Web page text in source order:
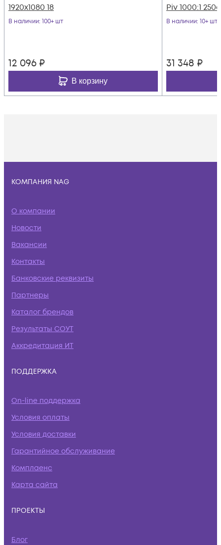
1920x1080 18
В наличии: 100+ шт
12 096 ₽
В корзину
Piv 1000:1
В наличии: 10+ шт
31 348 ₽
КОМПАНИЯ NAG
О компании
Новости
Вакансии
Контакты
Банковские реквизиты
Партнеры
Каталог брендов
Результаты СОУТ
Аккредитация ИТ
ПОДДЕРЖКА
On-line поддержка
Условия оплаты
Условия доставки
Гарантийное обслуживание
Комплаенс
Карта сайта
ПРОЕКТЫ
Блог